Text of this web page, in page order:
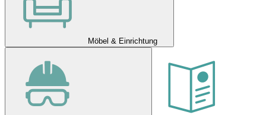
Möbel & Einrichtung